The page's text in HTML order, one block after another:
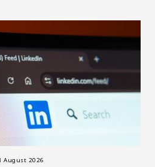
August 2026